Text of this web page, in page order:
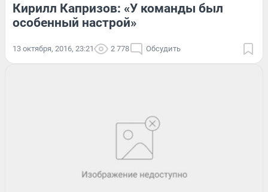
Кирилл Капризов: «У команды был
особенный настрой»
13 октября, 2016, 23:21 2 778 Обсудить